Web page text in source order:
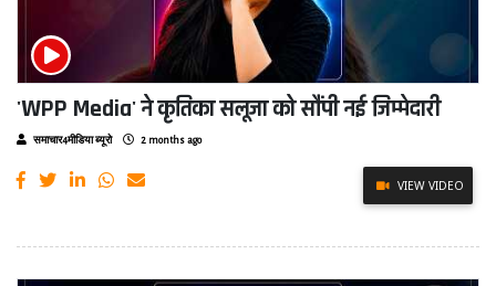
'WPP Media' ने कृतिका सलूजा को सौंपी नई जिम्मेदारी
समाचार4मीडिया ब्यूरो 2 months ago
VIEW VIDEO